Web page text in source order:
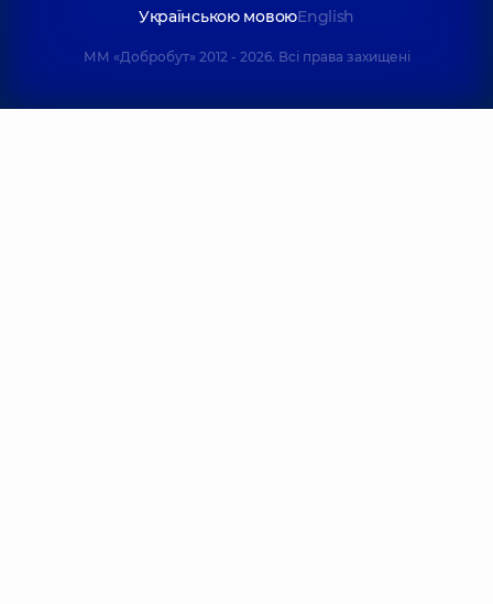
Українською мовоюEnglish
ММ «Добробут» 2012 - 2026. Всі права захищені